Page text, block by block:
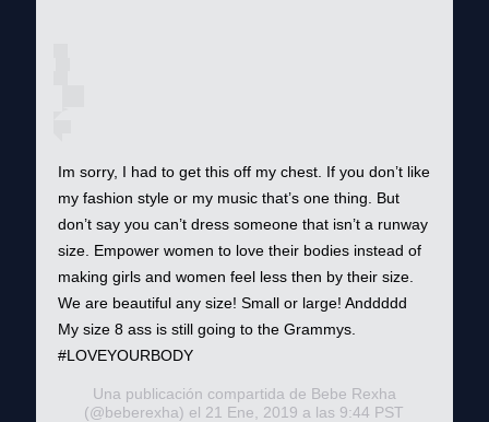
Im sorry, I had to get this off my chest. If you don’t like
my fashion style or my music that’s one thing. But
don’t say you can’t dress someone that isn’t a runway
size. Empower women to love their bodies instead of
making girls and women feel less then by their size.
We are beautiful any size! Small or large! Anddddd
My size 8 ass is still going to the Grammys.
#LOVEYOURBODY
Una publicación compartida de Bebe Rexha
(@beberexha) el 21 Ene, 2019 a las 9:44 PST